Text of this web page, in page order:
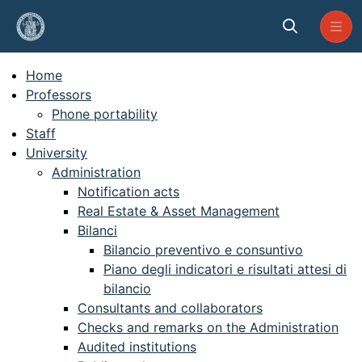
Skip to Main Content
Site map
Home
Professors
Phone portability
Staff
University
Administration
Notification acts
Real Estate & Asset Management
Bilanci
Bilancio preventivo e consuntivo
Piano degli indicatori e risultati attesi di
bilancio
Consultants and collaborators
Checks and remarks on the Administration
Audited institutions